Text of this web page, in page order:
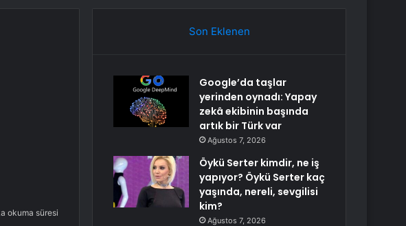
okuma süresi
Son Eklenen
Google’da taşlar
yerinden oynadı: Yapay
zekâ ekibinin başında
artık bir Türk var
Ağustos 7, 2026
Öykü Serter kimdir, ne iş
yapıyor? Öykü Serter kaç
yaşında, nereli, sevgilisi
kim?
Ağustos 7, 2026